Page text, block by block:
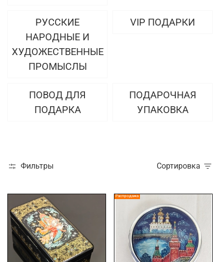
РУССКИЕ
НАРОДНЫЕ И
ХУДОЖЕСТВЕННЫЕ
ПРОМЫСЛЫ
VIP ПОДАРКИ
ПОВОД ДЛЯ
ПОДАРКА
ПОДАРОЧНАЯ
УПАКОВКА
Фильтры Сортировка
Распродажа